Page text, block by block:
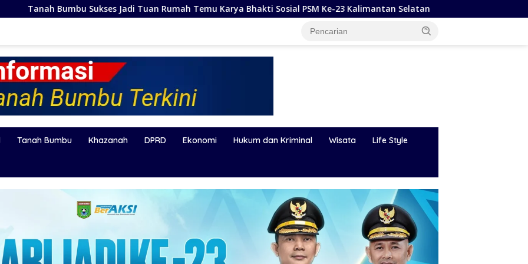
Jadi Tuan Rumah Temu Karya Bhakti Sosial PSM Ke-23 Kalimantan Selatan Hadapi Karhutla dan Bencana
Tanah Bumbu Khazanah DPRD Ekonomi Hukum dan Kriminal Wisata Life Style